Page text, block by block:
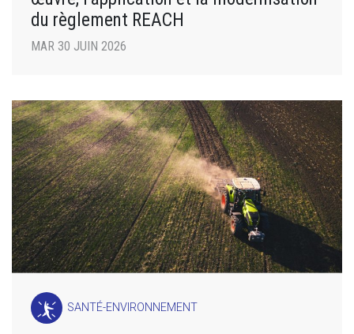
du règlement REACH
MAR 30 JUIN 2026
SANTÉ-ENVIRONNEMENT